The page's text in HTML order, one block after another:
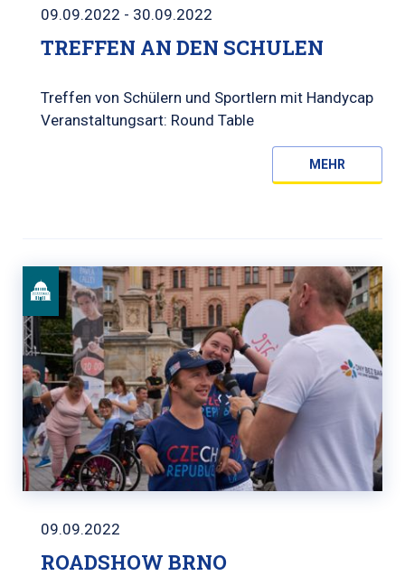
09.09.2022 - 30.09.2022
TREFFEN AN DEN SCHULEN
Treffen von Schülern und Sportlern mit Handycap
Veranstaltungsart: Round Table
MEHR
09.09.2022
ROADSHOW BRNO